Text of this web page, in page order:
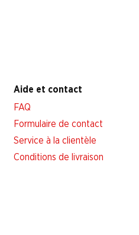
Aide et contact
FAQ
Formulaire de contact
Service à la clientèle
Conditions de livraison